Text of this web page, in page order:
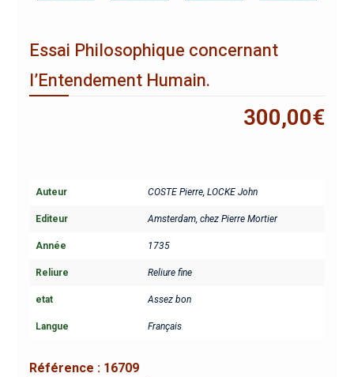
Essai Philosophique concernant
l’Entendement Humain.
300,00€
Auteur COSTE Pierre, LOCKE John
Editeur Amsterdam, chez Pierre Mortier
Année 1735
Reliure Reliure fine
etat Assez bon
Langue Français
Référence : 16709